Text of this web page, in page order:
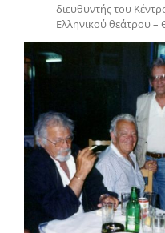
διευθυντής του
Ελληνικού θεάτρου